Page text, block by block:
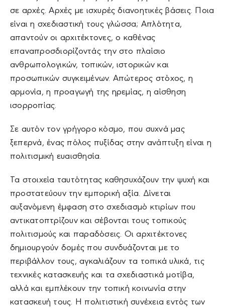
σε αρχές. Αρχές με ισχυρές διανοητικές βάσεις. Ποια
είναι η σχεδιαστική τους γλώσσα; Απλότητα,
απαντούν οι αρχιτέκτονες, ο καθένας
επαναπροσδιορίζοντάς την στο πλαίσιο
ανθρωπολογικών, τοπικών, ιστορικών και
προσωπικών συγκειμένων. Απώτερος στόχος, η
αρμονία, η προαγωγή της ηρεμίας, η αίσθηση
ισορροπίας.
Σε αυτόν τον γρήγορο κόσμο, που συχνά μας
ξεπερνά, ένας πόλος πυξίδας στην ανάπτυξη είναι η
πολιτισμική ευαισθησία.
Τα στοιχεία ταυτότητας καθησυχάζουν την ψυχή και
προστατεύουν την εμπορική αξία. Δίνεται
αυξανόμενη έμφαση στο σχεδιασμό κτιρίων που
αντικατοπτρίζουν και σέβονται τους τοπικούς
πολιτισμούς και παραδόσεις. Οι αρχιτέκτονες
δημιουργούν δομές που συνδυάζονται με το
περιβάλλον τους, αγκαλιάζουν τα τοπικά υλικά, τις
τεχνικές κατασκευής και τα σχεδιαστικά μοτίβα,
αλλά και εμπλέκουν την τοπική κοινωνία στην
κατασκευή τους. Η πολιτιστική συνέχεια εντός των